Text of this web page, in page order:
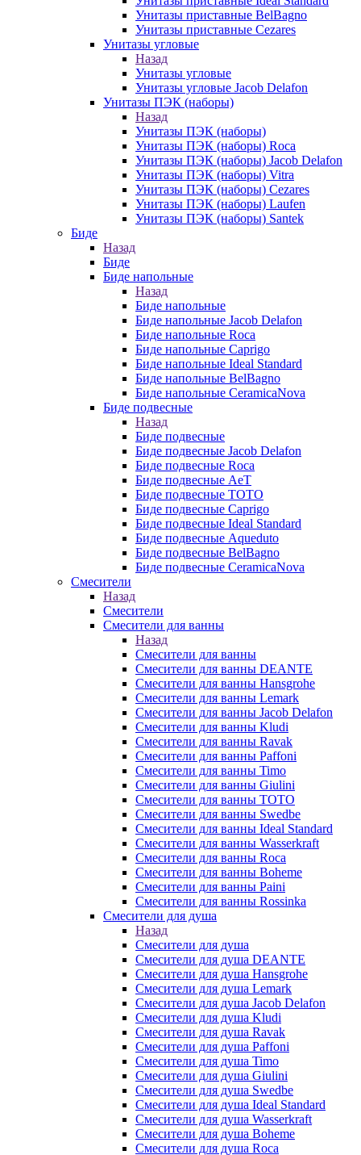
Унитазы приставные BelBagno
Унитазы приставные Cezares
Унитазы угловые
Назад
Унитазы угловые
Унитазы угловые Jacob Delafon
Унитазы ПЭК (наборы)
Назад
Унитазы ПЭК (наборы)
Унитазы ПЭК (наборы) Roca
Унитазы ПЭК (наборы) Jacob Delafon
Унитазы ПЭК (наборы) Vitra
Унитазы ПЭК (наборы) Cezares
Унитазы ПЭК (наборы) Laufen
Унитазы ПЭК (наборы) Santek
Биде
Назад
Биде
Биде напольные
Назад
Биде напольные
Биде напольные Jacob Delafon
Биде напольные Roca
Биде напольные Caprigo
Биде напольные Ideal Standard
Биде напольные BelBagno
Биде напольные CeramicaNova
Биде подвесные
Назад
Биде подвесные
Биде подвесные Jacob Delafon
Биде подвесные Roca
Биде подвесные AeT
Биде подвесные TOTO
Биде подвесные Caprigo
Биде подвесные Ideal Standard
Биде подвесные Aqueduto
Биде подвесные BelBagno
Биде подвесные CeramicaNova
Смесители
Назад
Смесители
Смесители для ванны
Назад
Смесители для ванны
Смесители для ванны DEANTE
Смесители для ванны Hansgrohe
Смесители для ванны Lemark
Смесители для ванны Jacob Delafon
Смесители для ванны Kludi
Смесители для ванны Ravak
Смесители для ванны Paffoni
Смесители для ванны Timo
Смесители для ванны Giulini
Смесители для ванны TOTO
Смесители для ванны Swedbe
Смесители для ванны Ideal Standard
Смесители для ванны Wasserkraft
Смесители для ванны Roca
Смесители для ванны Boheme
Смесители для ванны Paini
Смесители для ванны Rossinka
Смесители для душа
Назад
Смесители для душа
Смесители для душа DEANTE
Смесители для душа Hansgrohe
Смесители для душа Lemark
Смесители для душа Jacob Delafon
Смесители для душа Kludi
Смесители для душа Ravak
Смесители для душа Paffoni
Смесители для душа Timo
Смесители для душа Giulini
Смесители для душа Swedbe
Смесители для душа Ideal Standard
Смесители для душа Wasserkraft
Смесители для душа Boheme
Смесители для душа Roca